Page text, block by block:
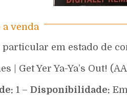
venda
em estado de
| Get Yer Ya-Ya’s Out!
1 – Disponibilidade: